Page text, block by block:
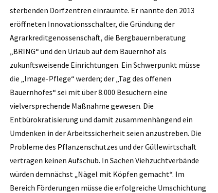
sterbenden Dorfzentren einräumte. Er nannte den 2013
eröffneten Innovationsschalter, die Gründung der
Agrarkreditgenossenschaft, die Bergbauernberatung
„BRING“ und den Urlaub auf dem Bauernhof als
zukunftsweisende Einrichtungen. Ein Schwerpunkt müsse
die „Image-Pflege“ werden; der „Tag des offenen
Bauernhofes“ sei mit über 8.000 Besuchern eine
vielversprechende Maßnahme gewesen. Die
Entbürokratisierung und damit zusammenhängend ein
Umdenken in der Arbeitssicherheit seien anzustreben. Die
Probleme des Pflanzenschutzes und der Güllewirtschaft
vertragen keinen Aufschub. In Sachen Viehzuchtverbände
würden demnächst „Nägel mit Köpfen gemacht“. Im
Bereich Förderungen müsse die erfolgreiche Umschichtung